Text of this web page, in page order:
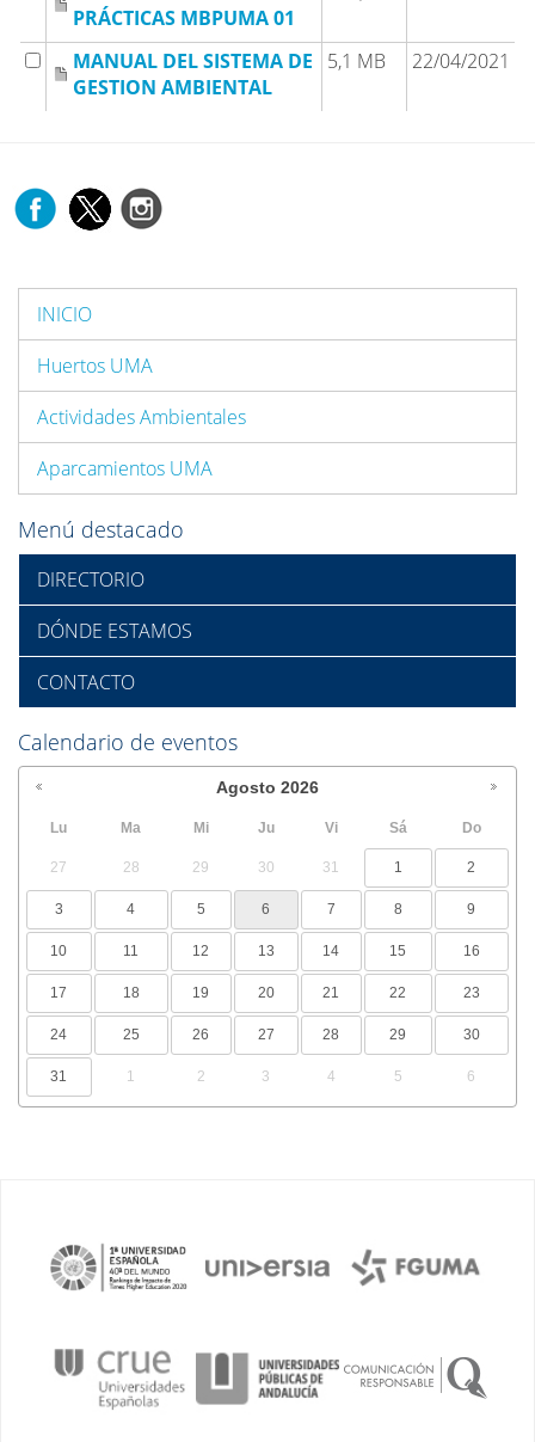
PRÁCTICAS MBPUMA 01
MANUAL DEL SISTEMA DE
GESTION AMBIENTAL
5,1 MB 22/04/2021
INICIO
Huertos UMA
Actividades Ambientales
Aparcamientos UMA
Menú destacado
DIRECTORIO
DÓNDE ESTAMOS
CONTACTO
Calendario de eventos
Agosto 2026
Lu Ma Mi Ju Vi Sá Do
27 28 29 30 31 1 2
3 4 5 6 7 8 9
10 11 12 13 14 15 16
17 18 19 20 21 22 23
24 25 26 27 28 29 30
31 1 2 3 4 5 6